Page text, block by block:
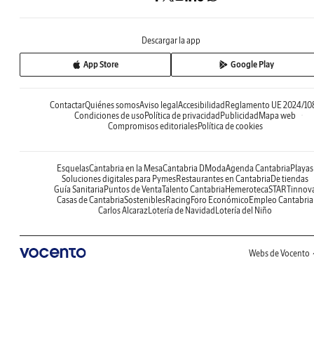
Descargar la app
App Store Google Play
ContactarQuiénes somosAviso legalAccesibilidadReglamento UE 2024/
Condiciones de usoPolítica de privacidadPublicidadMapa web
Compromisos editorialesPolítica de cookies
EsquelasCantabria en la MesaCantabria DModaAgenda CantabriaPlayas
Soluciones digitales para PymesRestaurantes en CantabriaDe tiendas
Guía SanitariaPuntos de VentaTalento CantabriaHemeroteca
Casas de CantabriaSosteniblesRacingForo EconómicoEmpleo Cantabria
Carlos AlcarazLotería de NavidadLotería del Niño
Webs de Vocento